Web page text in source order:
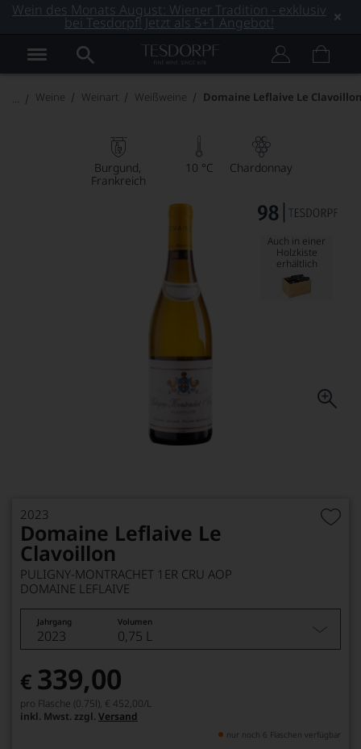
Wein des Monats August: Wiener Tradition - exklusiv
bei Tesdorpf! Jetzt als 5+1 Angebot!
Weine Weinart Weißweine Domaine Leflaive Le Clavoillon
Burgund
Frankreich
10 °C Chardonnay
Auch in einer
Holzkiste
erhältlich
2023
Domaine Leflaive Le
Clavoillon
PULIGNY-MONTRACHET 1ER CRU AOP
DOMAINE LEFLAIVE
Jahrgang Volumen
2023 0,75 L
€ 339,00
pro Flasche (0.75l), € 452,00/L
inkl. Mwst. zzgl. Versand
nur noch 6 Flaschen verfügbar